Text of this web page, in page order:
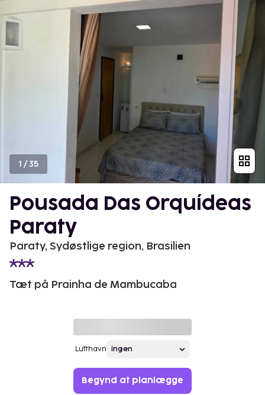
1 /35
Pousada Das Orquídeas
Paraty
Paraty, Sydøstlige region, Brasilien
Tæt på Prainha de Mambucaba
Lufthavn
Begynd at planlægge